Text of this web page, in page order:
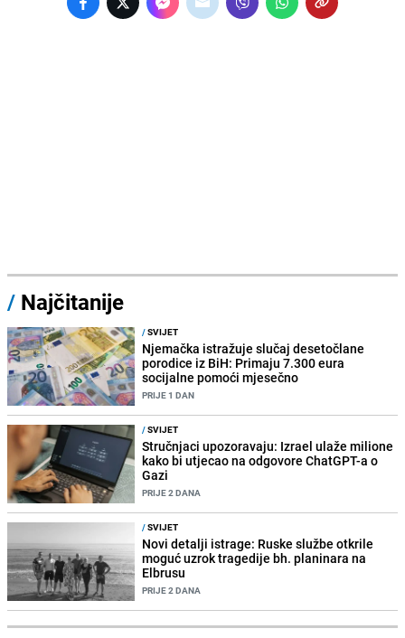
/ Najčitanije
/SVIJET
Njemačka istražuje slučaj desetočlane
porodice iz BiH: Primaju 7.300 eura
socijalne pomoći mjesečno
PRIJE 1 DAN
/SVIJET
Stručnjaci upozoravaju: Izrael ulaže milione
kako bi utjecao na odgovore ChatGPT-a o
Gazi
PRIJE 2 DANA
/SVIJET
Novi detalji istrage: Ruske službe otkrile
moguć uzrok tragedije bh. planinara na
Elbrusu
PRIJE 2 DANA